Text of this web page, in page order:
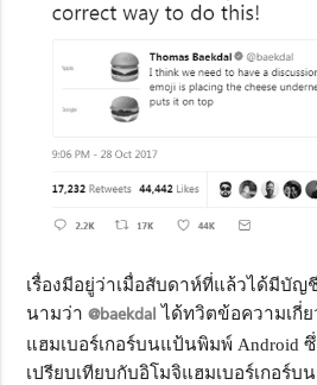
เรื่องมีอยู่ว่าเมื่อสับดาห์ที่แล้วได้มีบัญ
นามว่า@baekdal ได้ทวิตข้อความเกี่
แฮมเบอร์เกอร์บนแป้นพิมพ์ Android
เปรียบเทียบกับอิโมจิแฮมเบอร์เกอร์